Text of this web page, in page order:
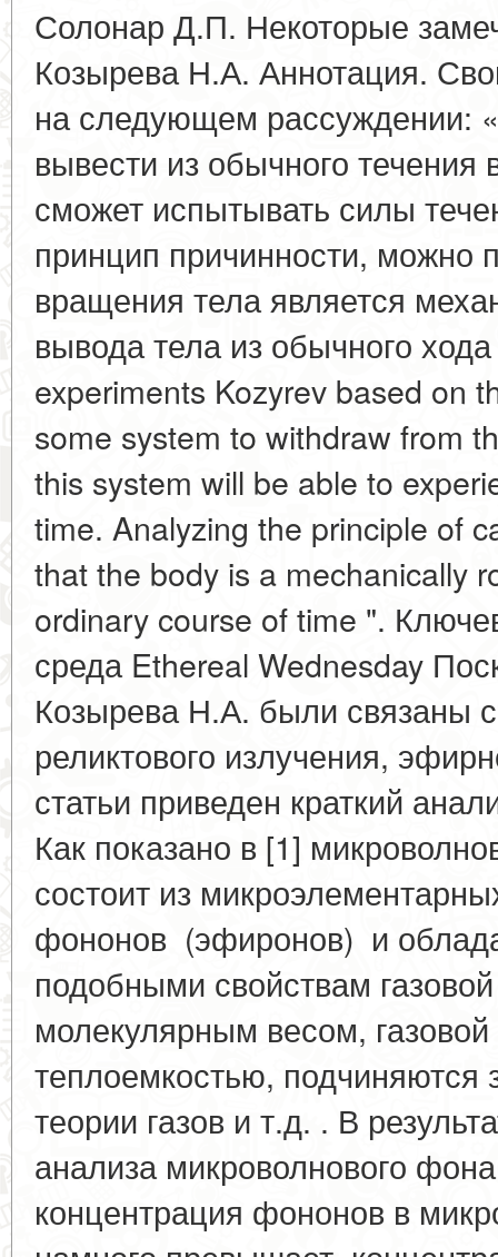
Солонар Д.П. Некоторые
Козырева Н.А. Аннотация.
на следующем рассуждении:
вывести из обычного течения
сможет испытывать силы
принцип причинности, можно
вращения тела является
вывода тела из обычного
experiments Kozyrev based on
some system to withdraw from
this system will be able to
time. Analyzing the principle of
that the body is a mechanically
ordinary course of time ".
среда Ethereal Wednesday
Козырева Н.А. были связаны
реликтового излучения,
статьи приведен краткий
Как показано в [1]
состоит из
фононов (эфиронов) и
подобными свойствам
молекулярным весом,
теплоемкостью, подчиняются
теории газов и т.д. . В
анализа микроволнового
концентрация фононов в